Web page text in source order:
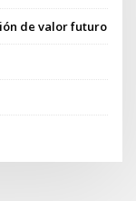
de valor futuro